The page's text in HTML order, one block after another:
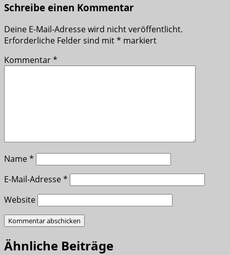
Schreibe einen Kommentar
Deine E-Mail-Adresse wird nicht veröffentlicht.
Erforderliche Felder sind mit* markiert
Kommentar*
Name*
E-Mail-Adresse*
Website
Ähnliche Beiträge